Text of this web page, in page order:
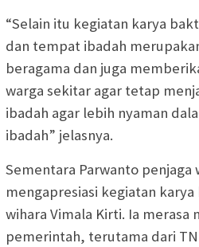
“Selain itu kegiatan karya
dan tempat ibadah
beragama dan juga
warga sekitar agar tetap
ibadah agar lebih nyaman
ibadah” jelasnya.
Sementara Parwanto penjaga
mengapresiasi kegiatan
wihara Vimala Kirti. Ia
pemerintah, terutama dari